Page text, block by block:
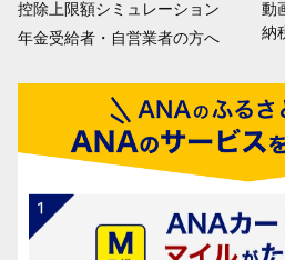
控除上限額シミュレーション
年金受給者・自営業者の方へ
動
納